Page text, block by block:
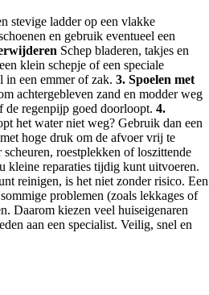
stevige ladder op een vlakke
en gebruik eventueel een
Schep bladeren, takjes en
klein schepje of een speciale
in een emmer of zak.3. Spoelen met
achtergebleven zand en modder weg
de regenpijp goed doorloopt.4.
het water niet weg? Gebruik dan een
hoge druk om de afvoer vrij te
roestplekken of loszittende
kleine reparaties tijdig kunt uitvoeren.
reinigen, is het niet zonder risico. Een
problemen (zoals lekkages of
Daarom kiezen veel huiseigenaren
aan een specialist. Veilig, snel en